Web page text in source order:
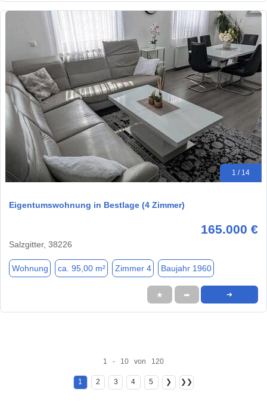
1 / 14
Eigentumswohnung in Bestlage (4 Zimmer)
165.000 €
Salzgitter, 38226
Wohnung ca. 95,00 m² Zimmer 4 Baujahr 1960
★ ➦ ➜
1 - 10 von 120
1 2 3 4 5 ❯ ❯❯